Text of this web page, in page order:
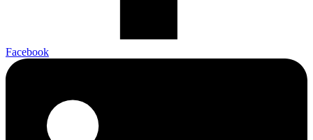
Facebook